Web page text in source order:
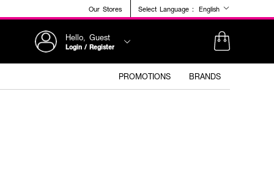
Our Stores Select Language : English
Hello, Guest
Login / Register
PROMOTIONS BRANDS